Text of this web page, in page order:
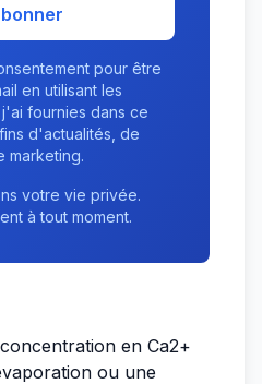
pour être
en utilisant les
fournies dans ce
d'actualités, de
marketing.
votre vie privée.
à tout moment.
en Ca2+
ou une